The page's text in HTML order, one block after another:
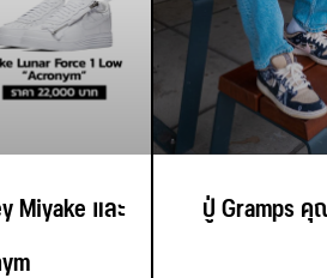
Miyake และ
ปู่ Gramps